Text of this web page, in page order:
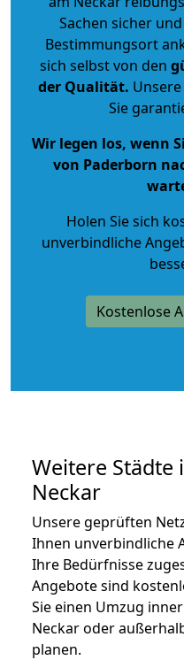
Sachen sicher
Bestimmungsort
sich selbst von den
der Qualität.
Sie
Wir legen los, wenn
von Paderborn
Holen Sie sich
unverbindliche
Kostenlose
Weitere Städte
Neckar
Unsere geprüften
Ihnen unverbindliche
Ihre Bedürfnisse
Angebote sind
Sie einen Umzug
Neckar oder
planen.